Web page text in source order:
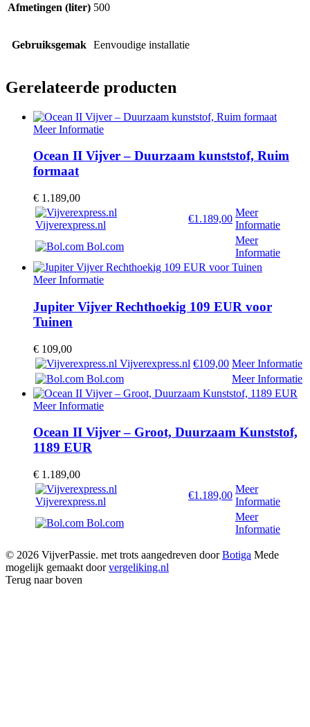
Afmetingen (liter) 500
Gebruiksgemak Eenvoudige installatie
Gerelateerde producten
Meer Informatie
Ocean II Vijver – Duurzaam kunststof, Ruim
formaat
€ 1.189,00
Vijverexpress.nl
€1.189,00
Meer
Informatie
Bol.com
Meer
Informatie
Meer Informatie
Jupiter Vijver Rechthoekig 109 EUR voor
Tuinen
€ 109,00
Vijverexpress.nl €109,00 Meer Informatie
Bol.com
Meer Informatie
Meer Informatie
Ocean II Vijver – Groot, Duurzaam Kunststof,
1189 EUR
€ 1.189,00
Vijverexpress.nl
€1.189,00
Meer
Informatie
Bol.com
Meer
Informatie
© 2026 VijverPassie. met trots aangedreven doorBotiga Mede
mogelijk gemaakt doorvergeliking.nl
Terug naar boven